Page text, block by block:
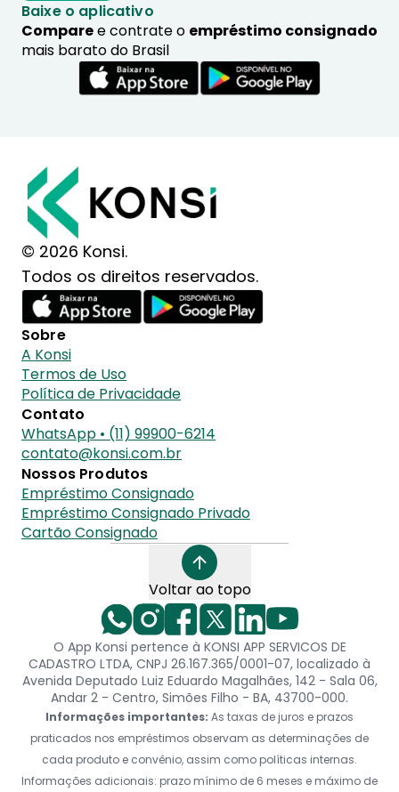
Baixe o aplicativo
Comparee contrate o empréstimo consignado
mais barato do Brasil
© 2026 Konsi.
Todos os direitos reservados.
Sobre
A Konsi
Termos de Uso
Política de Privacidade
Contato
WhatsApp • (11) 99900-6214
contato@konsi.com.br
Nossos Produtos
Empréstimo Consignado
Empréstimo Consignado Privado
Cartão Consignado
Voltar ao topo
O App Konsi pertence à KONSI APP SERVICOS DE
CADASTRO LTDA, CNPJ 26.167.365/0001-07, localizado à
Avenida Deputado Luiz Eduardo Magalhães, 142 - Sala 06,
Andar 2 - Centro, Simões Filho - BA, 43700-000.
Informações importantes: As taxas de juros e prazos
praticados nos empréstimos observam as determinações de
cada produto e convênio, assim como políticas internas.
Informações adicionais: prazo mínimo de 6 meses e máximo de